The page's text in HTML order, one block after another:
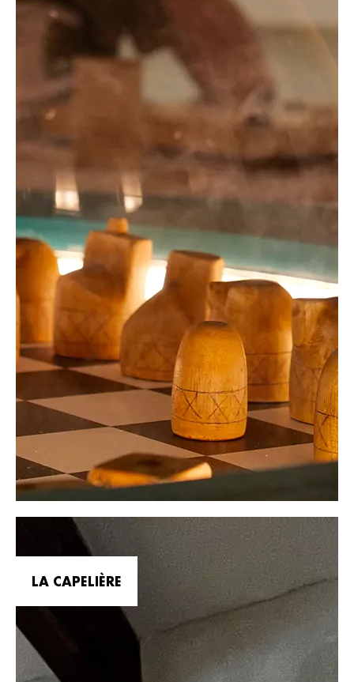
LA CAPELIÈRE